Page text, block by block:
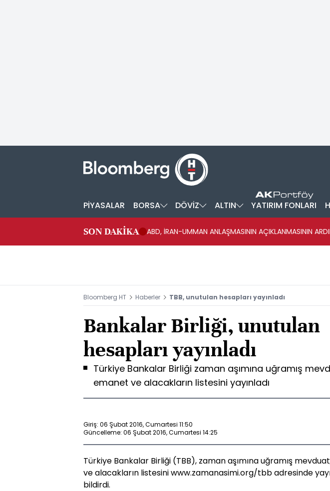
PİYASALAR BORSA DÖVİZ ALTIN YATIRIM FONLARI
SON DAKİKA ABD, İRAN-UMMAN ANLAŞMASININ AÇIKLANMASININ
Bloomberg HT Haberler TBB, unutulan hesapları yayınladı
Bankalar Birliği, unutulan
hesapları yayınladı
Türkiye Bankalar Birliği zaman aşımına uğramış
emanet ve alacakların listesini yayınladı
Giriş: 06 Şubat 2016, Cumartesi 11:50
Güncelleme: 06 Şubat 2016, Cumartesi 14:25
Türkiye Bankalar Birliği (TBB), zaman aşımına uğramış
ve alacakların listesini www.zamanasimi.org/tbb adresinde
bildirdi.